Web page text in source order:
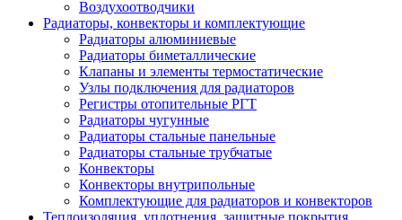
Воздухоотводчики
Радиаторы, конвекторы и комплектующие
Радиаторы алюминиевые
Радиаторы биметаллические
Клапаны и элементы термостатические
Узлы подключения для радиаторов
Регистры отопительные РГТ
Радиаторы чугунные
Радиаторы стальные панельные
Радиаторы стальные трубчатые
Конвекторы
Конвекторы внутрипольные
Комплектующие для радиаторов и конвекторов
Теплоизоляция, уплотнения, защитные покрытия